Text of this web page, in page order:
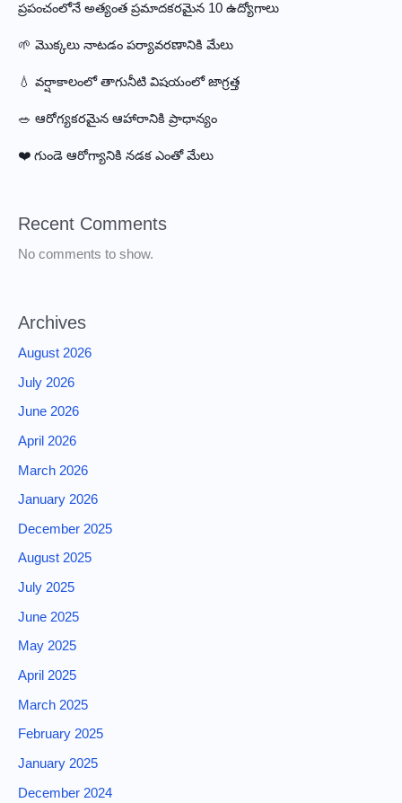
ప్రపంచంలోనే అత్యంత ప్రమాదకరమైన 10 ఉద్యోగాలు
🌱 మొక్కలు నాటడం పర్యావరణానికి మేలు
💧 వర్షాకాలంలో తాగునీటి విషయంలో జాగ్రత్త
🥗 ఆరోగ్యకరమైన ఆహారానికి ప్రాధాన్యం
❤️ గుండె ఆరోగ్యానికి నడక ఎంతో మేలు
Recent Comments
No comments to show.
Archives
August 2026
July 2026
June 2026
April 2026
March 2026
January 2026
December 2025
August 2025
July 2025
June 2025
May 2025
April 2025
March 2025
February 2025
January 2025
December 2024